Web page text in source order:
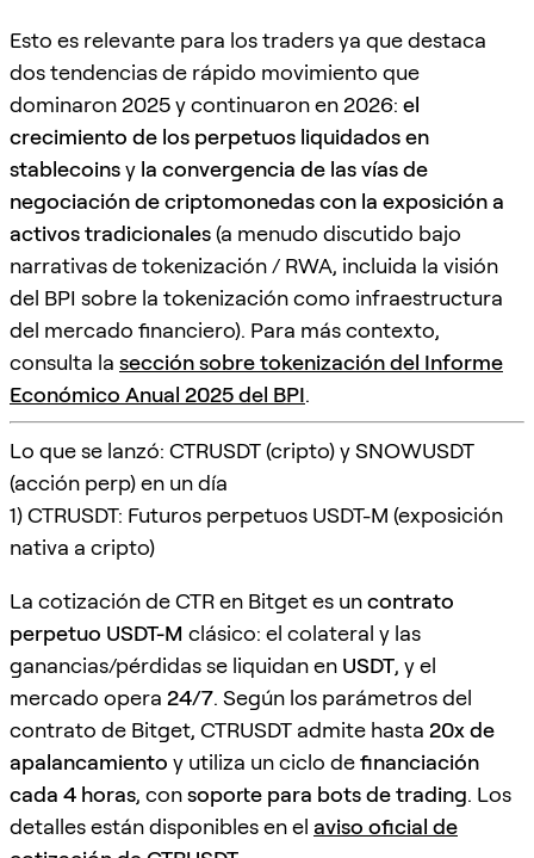
Esto es relevante para los traders ya que destaca
dos tendencias de rápido movimiento que
dominaron 2025 y continuaron en 2026: el
crecimiento de los perpetuos liquidados en
stablecoinsy la convergencia de las vías de
negociación de criptomonedas con la exposición a
activos tradicionales(a menudo discutido bajo
narrativas de tokenización / RWA, incluida la visión
del BPI sobre la tokenización como infraestructura
del mercado financiero). Para más contexto,
consulta la sección sobre tokenización del Informe
Económico Anual 2025 del BPI.
Lo que se lanzó: CTRUSDT (cripto) y SNOWUSDT
(acción perp) en un día
1) CTRUSDT: Futuros perpetuos USDT-M (exposición
nativa a cripto)
La cotización de CTR en Bitget es uncontrato
perpetuo USDT-M clásico: el colateral y las
ganancias/pérdidas se liquidan en USDT, y el
mercado opera 24/7. Según los parámetros del
contrato de Bitget, CTRUSDT admite hasta 20x de
apalancamiento y utiliza un ciclo definanciación
cada 4 horas, consoporte para bots de trading. Los
detalles están disponibles en el aviso oficial de